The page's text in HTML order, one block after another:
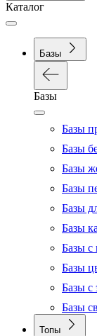
Каталог
Базы
Базы
Базы
Базы
Базы
Базы
Базы
Базы
Базы
Базы
Базы с
Базы
Топы